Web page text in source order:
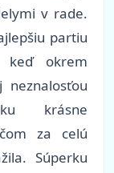
v rade.
partiu
keď okrem
neznalosťou
krásne
za celú
Súperku